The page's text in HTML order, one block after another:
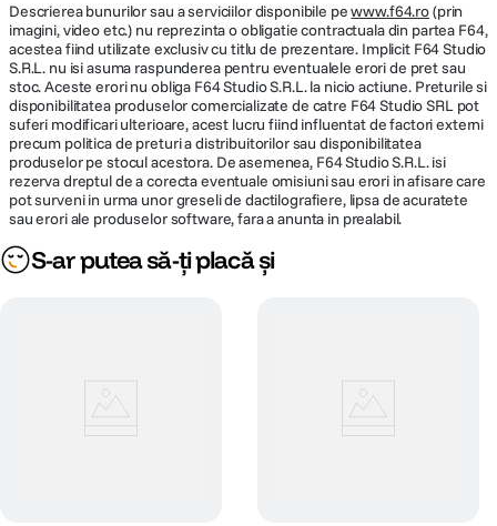
Descrierea bunurilor sau a serviciilor disponibile pewww.f64.ro(prin
imagini, video etc.) nu reprezinta o obligatie contractuala din partea F64,
acestea fiind utilizate exclusiv cu titlu de prezentare. Implicit F64 Studio
S.R.L. nu isi asuma raspunderea pentru eventualele erori de pret sau
stoc. Aceste erori nu obliga F64 Studio S.R.L. la nicio actiune. Preturile si
disponibilitatea produselor comercializate de catre F64 Studio SRL pot
suferi modificari ulterioare, acest lucru fiind influentat de factori externi
precum politica de preturi a distribuitorilor sau disponibilitatea
produselor pe stocul acestora. De asemenea, F64 Studio S.R.L. isi
rezerva dreptul de a corecta eventuale omisiuni sau erori in afisare care
pot surveni in urma unor greseli de dactilografiere, lipsa de acuratete
sau erori ale produselor software, fara a anunta in prealabil.
S-ar putea să-ți placă și